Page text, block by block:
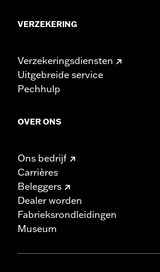
VERZEKERING
Verzekeringsdiensten
Uitgebreide service
Pechhulp
OVER ONS
Ons bedrijf
Carrières
Beleggers
Dealer worden
Fabrieksrondleidingen
Museum